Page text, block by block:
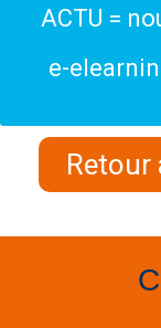
ACTU =
e-
Retour